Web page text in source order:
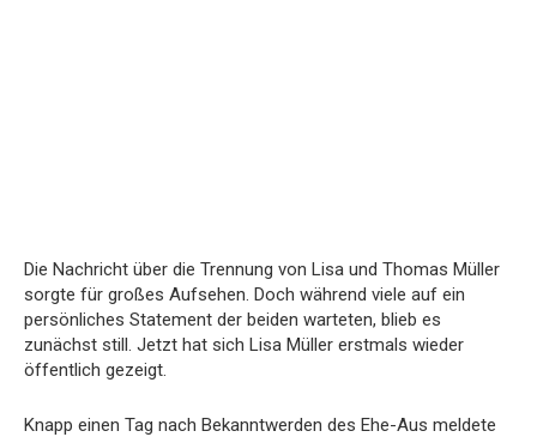
Die Nachricht über die Trennung von Lisa und Thomas Müller
sorgte für großes Aufsehen. Doch während viele auf ein
persönliches Statement der beiden warteten, blieb es
zunächst still. Jetzt hat sich Lisa Müller erstmals wieder
öffentlich gezeigt.
Knapp einen Tag nach Bekanntwerden des Ehe-Aus meldete